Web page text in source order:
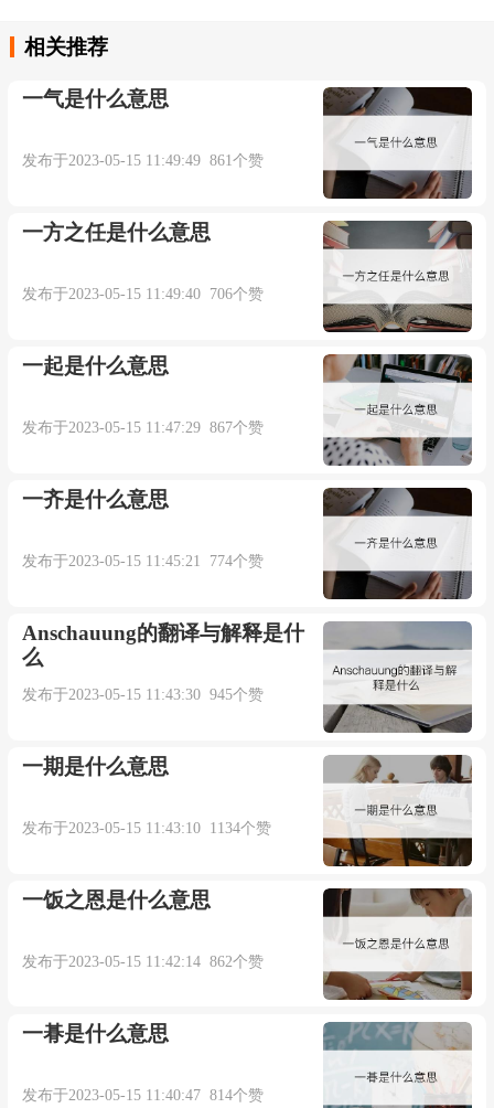
相关推荐
一气是什么意思
发布于2023-05-15 11:49:49 861个赞
一方之任是什么意思
发布于2023-05-15 11:49:40 706个赞
一起是什么意思
发布于2023-05-15 11:47:29 867个赞
一齐是什么意思
发布于2023-05-15 11:45:21 774个赞
Anschauung的翻译与解释是什
么
发布于2023-05-15 11:43:30 945个赞
一期是什么意思
发布于2023-05-15 11:43:10 1134个赞
一饭之恩是什么意思
发布于2023-05-15 11:42:14 862个赞
一朞是什么意思
发布于2023-05-15 11:40:47 814个赞